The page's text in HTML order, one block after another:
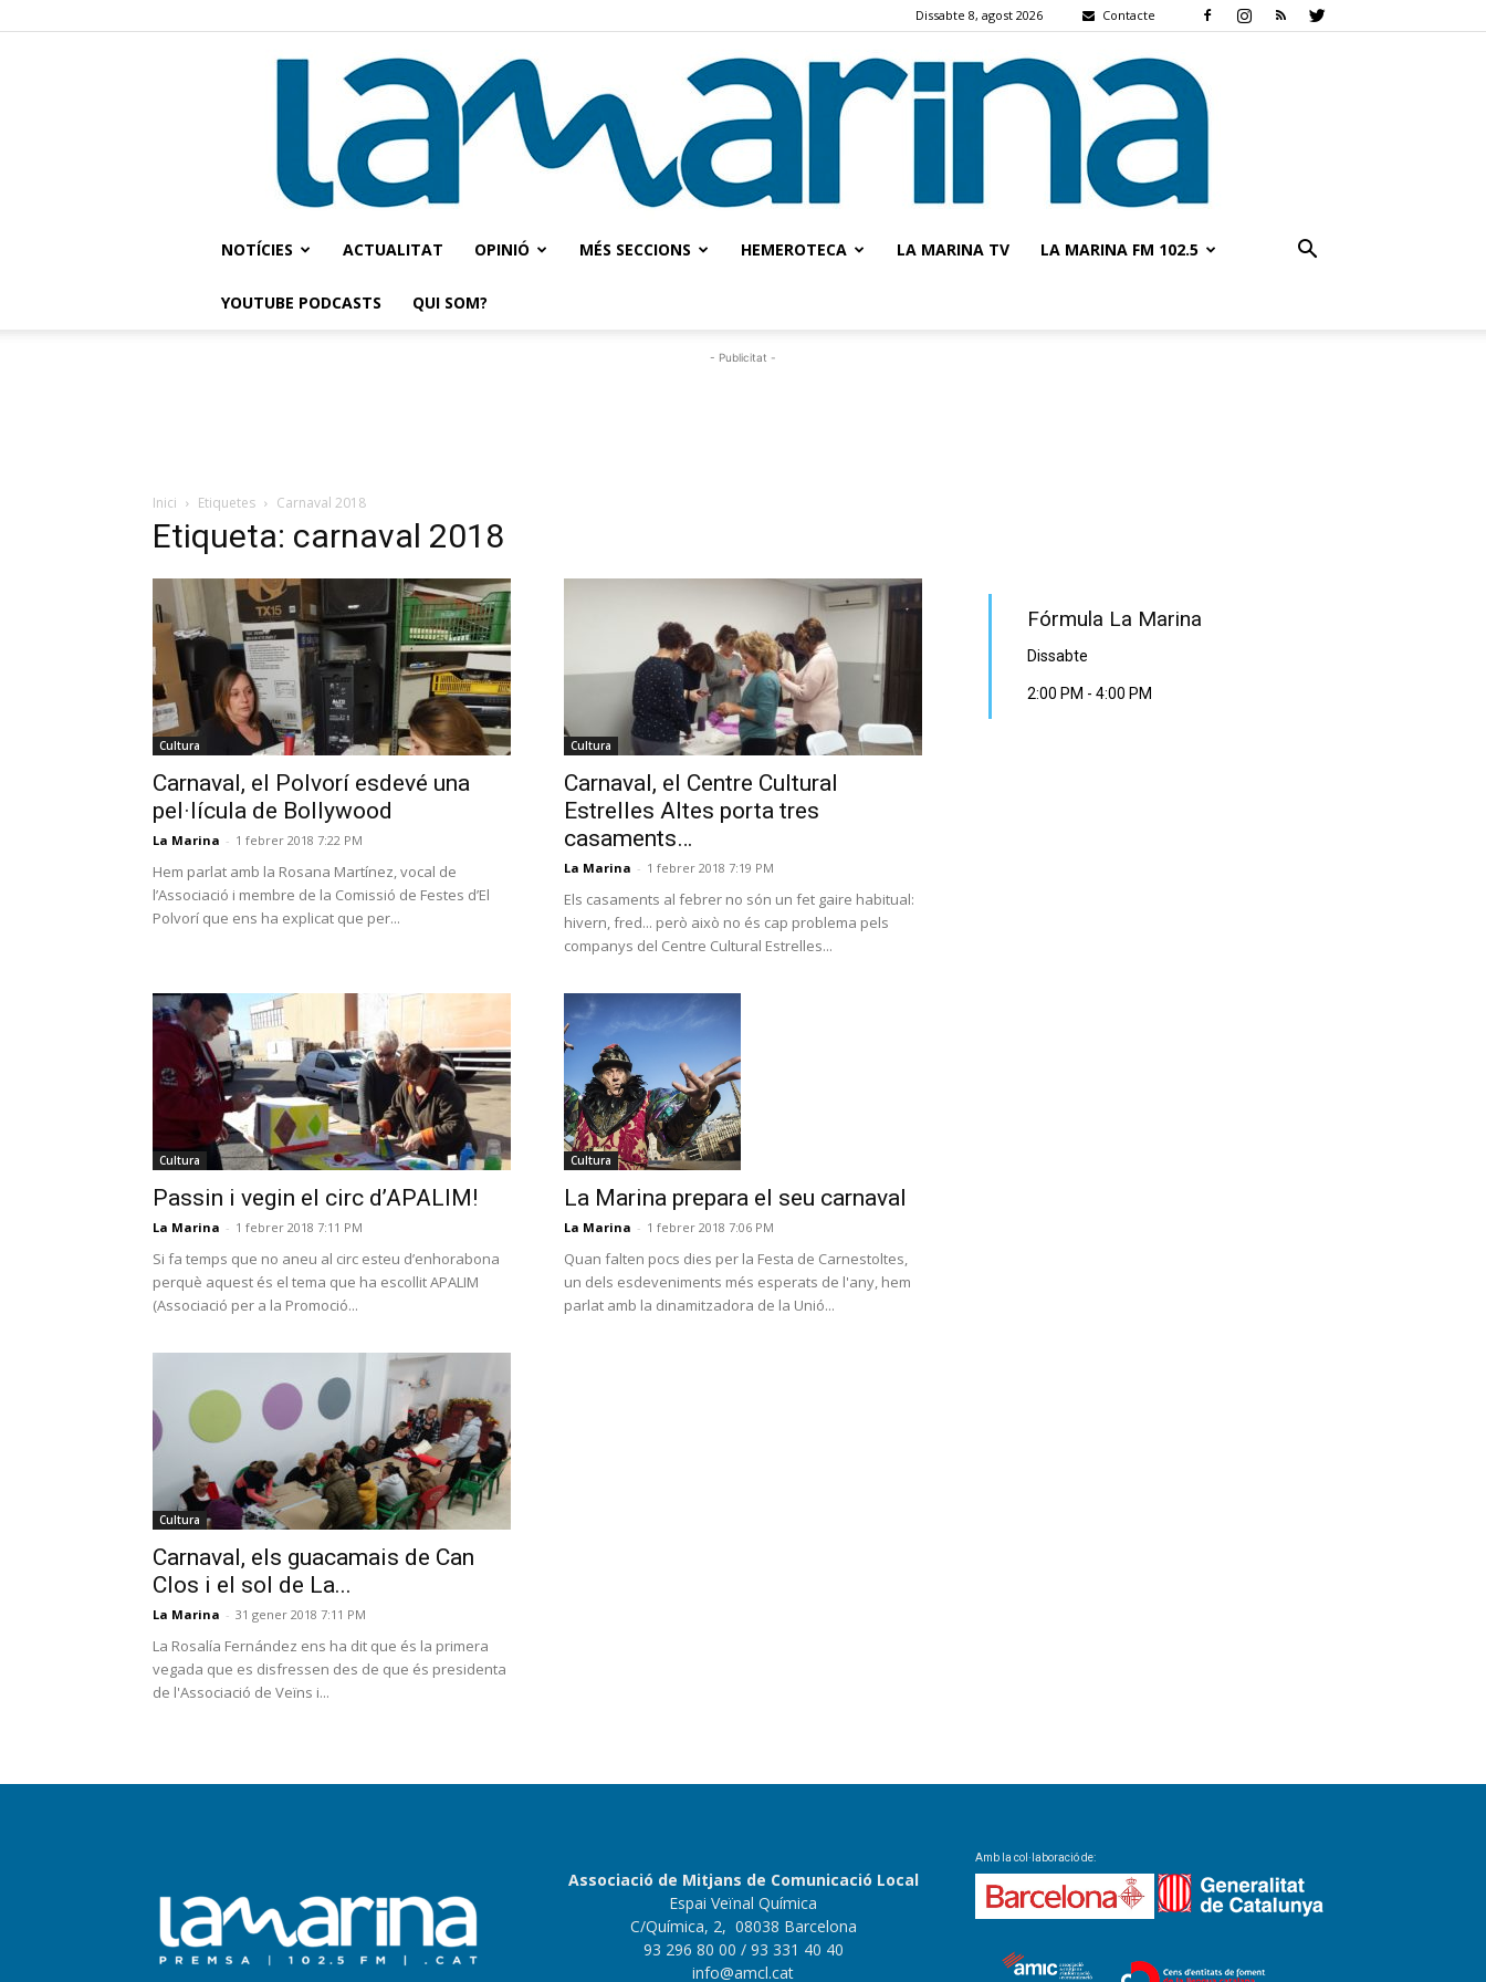
Dissabte 8, agost 2026 Contacte
NOTÍCIES ACTUALITAT OPINIÓ MÉS SECCIONS HEMEROTECA LA MARINA TV LA MARINA FM 102.5
YOUTUBE PODCASTS QUI SOM?
- Publicitat -
Inici Etiquetes Carnaval 2018
Etiqueta: carnaval 2018
Cultura
Carnaval, el Polvorí esdevé una
pel·lícula de Bollywood
La Marina - 1 febrer 2018 7:22 PM
Hem parlat amb la Rosana Martínez, vocal de
l’Associació i membre de la Comissió de Festes d’El
Polvorí que ens ha explicat que per...
Cultura
Carnaval, el Centre Cultural
Estrelles Altes porta tres
casaments…
La Marina - 1 febrer 2018 7:19 PM
Els casaments al febrer no són un fet gaire habitual:
hivern, fred... però això no és cap problema pels
companys del Centre Cultural Estrelles...
Cultura
Passin i vegin el circ d’APALIM!
La Marina - 1 febrer 2018 7:11 PM
Si fa temps que no aneu al circ esteu d’enhorabona
perquè aquest és el tema que ha escollit APALIM
(Associació per a la Promoció...
Cultura
La Marina prepara el seu carnaval
La Marina - 1 febrer 2018 7:06 PM
Quan falten pocs dies per la Festa de Carnestoltes,
un dels esdeveniments més esperats de l'any, hem
parlat amb la dinamitzadora de la Unió...
Cultura
Carnaval, els guacamais de Can
Clos i el sol de La...
La Marina - 31 gener 2018 7:11 PM
La Rosalía Fernández ens ha dit que és la primera
vegada que es disfressen des de que és presidenta
de l'Associació de Veïns i...
Fórmula La Marina
Dissabte
2:00 PM - 4:00 PM
Associació de Mitjans de Comunicació Local
Espai Veïnal Química
C/Química, 2, 08038 Barcelona
93 296 80 00 / 93 331 40 40
info@amcl.cat
Amb la col·laboració de: